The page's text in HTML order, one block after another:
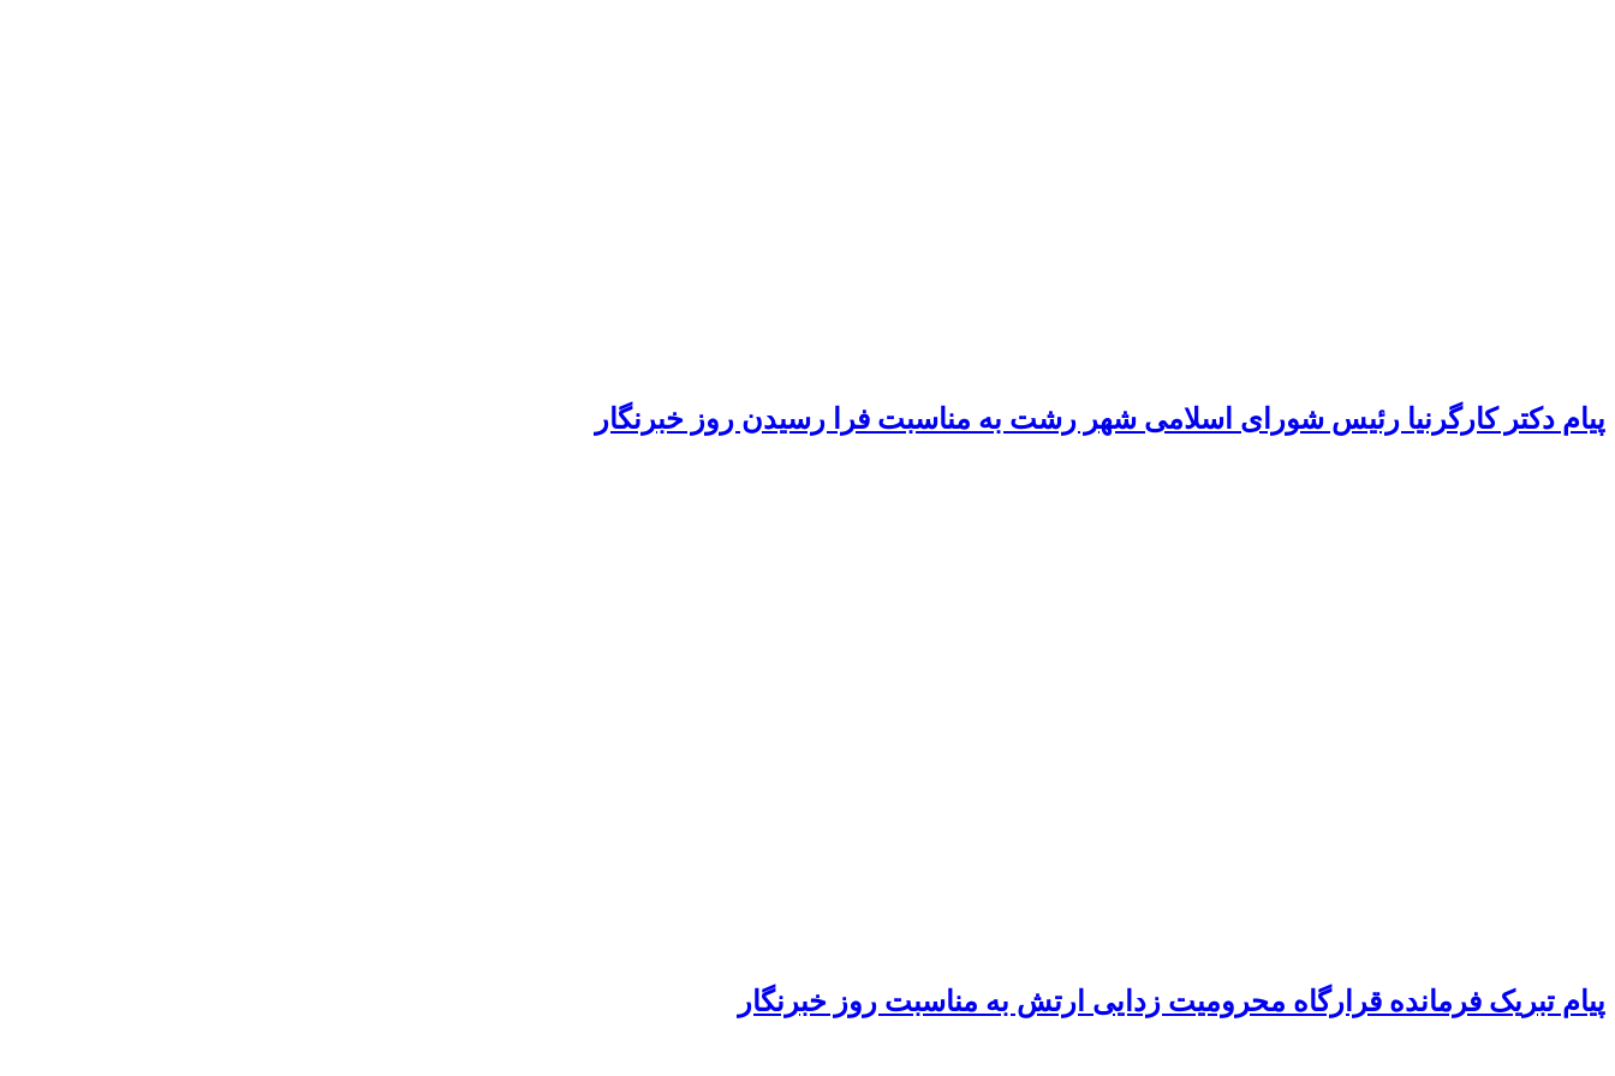
پیام دکتر کارگرنیا رئیس شورای اسلامی شهر رشت به مناسبت فرا رسیدن روز خبرنگار
پیام تبریک فرمانده قرارگاه محرومیت‌ زدایی ارتش به مناسبت روز خبرنگار